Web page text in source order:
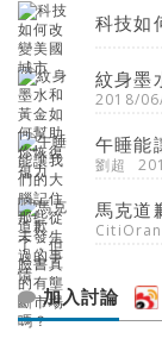
科技如
紋身墨
2018/
午睡能
劉超
馬克道
加入討論